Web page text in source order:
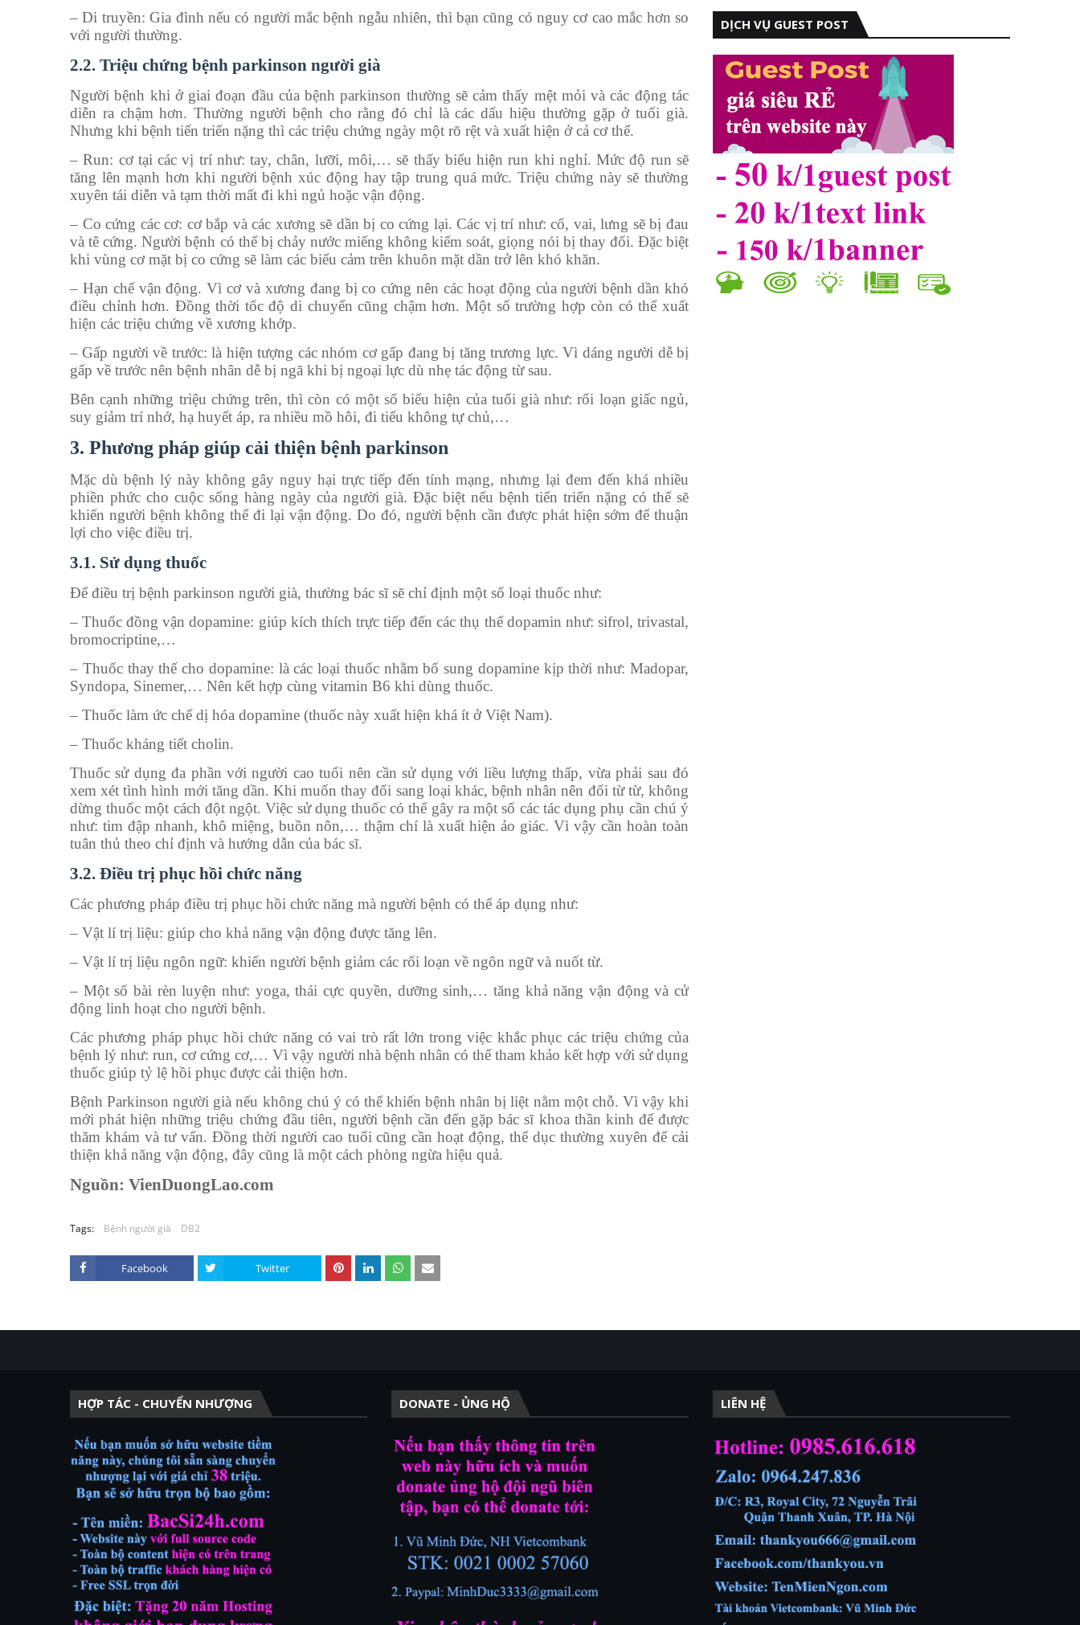
– Di truyền: Gia đình nếu có người mắc bệnh ngẫu nhiên, thì bạn cũng có nguy cơ cao mắc hơn so
với người thường.
2.2. Triệu chứng bệnh parkinson người già
Người bệnh khi ở giai đoạn đầu của bệnh parkinson thường sẽ cảm thấy mệt mỏi và các động tác
diễn ra chậm hơn. Thường người bệnh cho rằng đó chỉ là các dấu hiệu thường gặp ở tuổi già.
Nhưng khi bệnh tiến triển nặng thì các triệu chứng ngày một rõ rệt và xuất hiện ở cả cơ thể.
– Run: cơ tại các vị trí như: tay, chân, lưỡi, môi,… sẽ thấy biểu hiện run khi nghỉ. Mức độ run sẽ
tăng lên mạnh hơn khi người bệnh xúc động hay tập trung quá mức. Triệu chứng này sẽ thường
xuyên tái diễn và tạm thời mất đi khi ngủ hoặc vận động.
– Co cứng các cơ: cơ bắp và các xương sẽ dần bị co cứng lại. Các vị trí như: cổ, vai, lưng sẽ bị đau
và tê cứng. Người bệnh có thể bị chảy nước miếng không kiểm soát, giọng nói bị thay đổi. Đặc biệt
khi vùng cơ mặt bị co cứng sẽ làm các biểu cảm trên khuôn mặt dần trở lên khó khăn.
– Hạn chế vận động. Vì cơ và xương đang bị co cứng nên các hoạt động của người bệnh dần khó
điều chỉnh hơn. Đồng thời tốc độ di chuyển cũng chậm hơn. Một số trường hợp còn có thể xuất
hiện các triệu chứng về xương khớp.
– Gấp người về trước: là hiện tượng các nhóm cơ gấp đang bị tăng trương lực. Vì dáng người dễ bị
gấp về trước nên bệnh nhân dễ bị ngã khi bị ngoại lực dù nhẹ tác động từ sau.
Bên cạnh những triệu chứng trên, thì còn có một số biểu hiện của tuổi già như: rối loạn giấc ngủ,
suy giảm trí nhớ, hạ huyết áp, ra nhiều mồ hôi, đi tiểu không tự chủ,…
3. Phương pháp giúp cải thiện bệnh parkinson
Mặc dù bệnh lý này không gây nguy hại trực tiếp đến tính mạng, nhưng lại đem đến khá nhiều
phiền phức cho cuộc sống hàng ngày của người già. Đặc biệt nếu bệnh tiến triển nặng có thể sẽ
khiến người bệnh không thể đi lại vận động. Do đó, người bệnh cần được phát hiện sớm để thuận
lợi cho việc điều trị.
3.1. Sử dụng thuốc
Để điều trị bệnh parkinson người già, thường bác sĩ sẽ chỉ định một số loại thuốc như:
– Thuốc đồng vận dopamine: giúp kích thích trực tiếp đến các thụ thể dopamin như: sifrol, trivastal,
bromocriptine,…
– Thuốc thay thế cho dopamine: là các loại thuốc nhằm bổ sung dopamine kịp thời như: Madopar,
Syndopa, Sinemer,… Nên kết hợp cùng vitamin B6 khi dùng thuốc.
– Thuốc làm ức chế dị hóa dopamine (thuốc này xuất hiện khá ít ở Việt Nam).
– Thuốc kháng tiết cholin.
Thuốc sử dụng đa phần với người cao tuổi nên cần sử dụng với liều lượng thấp, vừa phải sau đó
xem xét tình hình mới tăng dần. Khi muốn thay đổi sang loại khác, bệnh nhân nên đổi từ từ, không
dừng thuốc một cách đột ngột. Việc sử dụng thuốc có thể gây ra một số các tác dụng phụ cần chú ý
như: tim đập nhanh, khô miệng, buồn nôn,… thậm chí là xuất hiện ảo giác. Vì vậy cần hoàn toàn
tuân thủ theo chỉ định và hướng dẫn của bác sĩ.
3.2. Điều trị phục hồi chức năng
Các phương pháp điều trị phục hồi chức năng mà người bệnh có thể áp dụng như:
– Vật lí trị liệu: giúp cho khả năng vận động được tăng lên.
– Vật lí trị liệu ngôn ngữ: khiến người bệnh giảm các rối loạn về ngôn ngữ và nuốt từ.
– Một số bài rèn luyện như: yoga, thái cực quyền, dưỡng sinh,… tăng khả năng vận động và cử
động linh hoạt cho người bệnh.
Các phương pháp phục hồi chức năng có vai trò rất lớn trong việc khắc phục các triệu chứng của
bệnh lý như: run, cơ cứng cơ,… Vì vậy người nhà bệnh nhân có thể tham khảo kết hợp với sử dụng
thuốc giúp tỷ lệ hồi phục được cải thiện hơn.
Bệnh Parkinson người già nếu không chú ý có thể khiến bệnh nhân bị liệt nằm một chỗ. Vì vậy khi
mới phát hiện những triệu chứng đầu tiên, người bệnh cần đến gặp bác sĩ khoa thần kinh để được
thăm khám và tư vấn. Đồng thời người cao tuổi cũng cần hoạt động, thể dục thường xuyên để cải
thiện khả năng vận động, đây cũng là một cách phòng ngừa hiệu quả.
Nguồn: VienDuongLao.com
Tags: Bệnh người già DB2
Facebook Twitter
DỊCH VỤ GUEST POST
HỢP TÁC - CHUYỂN NHƯỢNG DONATE - ỦNG HỘ LIÊN HỆ